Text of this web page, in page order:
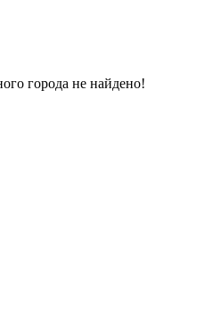
города не найдено!